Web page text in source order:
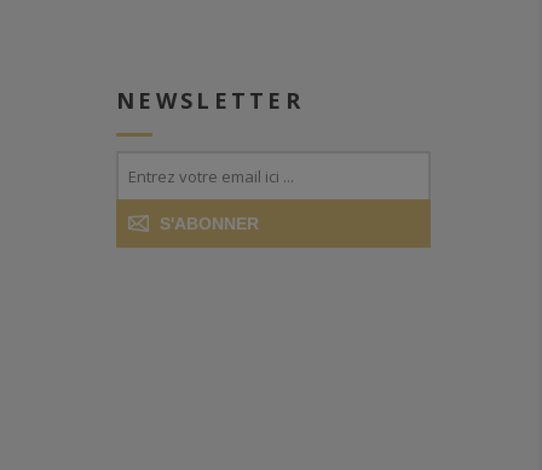
NEWSLETTER
S'ABONNER